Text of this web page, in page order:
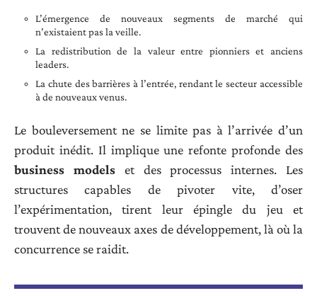
L’émergence de nouveaux segments de marché qui
n’existaient pas la veille.
La redistribution de la valeur entre pionniers et anciens
leaders.
La chute des barrières à l’entrée, rendant le secteur accessible
à de nouveaux venus.
Le bouleversement ne se limite pas à l’arrivée d’un
produit inédit. Il implique une refonte profonde des
business modelset des processus internes. Les
structures capables de pivoter vite, d’oser
l’expérimentation, tirent leur épingle du jeu et
trouvent de nouveaux axes de développement, là où la
concurrence se raidit.